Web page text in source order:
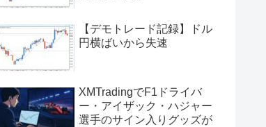
【デモトレード記録】ドル
円横ばいから失速
XMTradingでF1ドライバ
ー・アイザック・ハジャー
選手のサイン入りグッズが